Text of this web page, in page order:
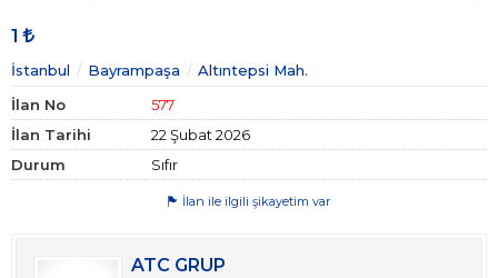
1
İstanbul Bayrampaşa
Altıntepsi Mah.
İlan No
577
İlan Tarihi
22 Şubat 2026
Durum
Sıfır
İlan ile ilgili şikayetim var
ATC GRUP